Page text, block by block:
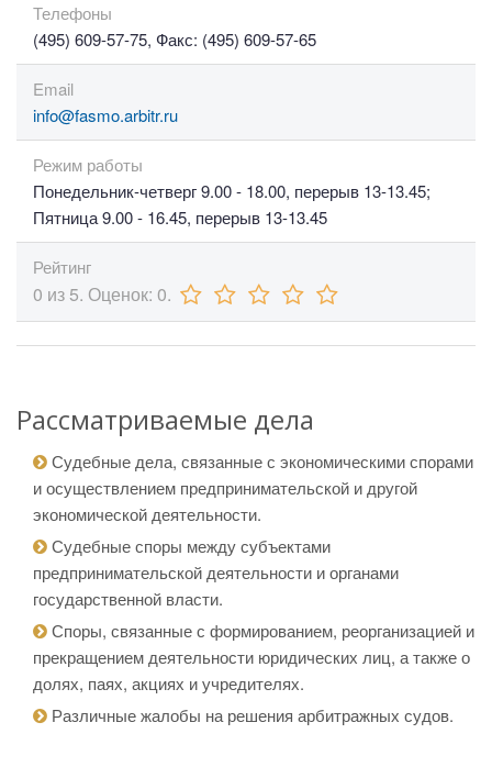
Телефоны
(495) 609-57-75, Факс: (495) 609-57-65
Email
info@fasmo.arbitr.ru
Режим работы
Понедельник-четверг 9.00 - 18.00, перерыв 13-13.45;
Пятница 9.00 - 16.45, перерыв 13-13.45
Рейтинг
0 из5. Оценок: 0.
Рассматриваемые дела
Судебные дела, связанные с экономическими спорами
и осуществлением предпринимательской и другой
экономической деятельности.
Судебные споры между субъектами
предпринимательской деятельности и органами
государственной власти.
Споры, связанные с формированием, реорганизацией и
прекращением деятельности юридических лиц, а также о
долях, паях, акциях и учредителях.
Различные жалобы на решения арбитражных судов.